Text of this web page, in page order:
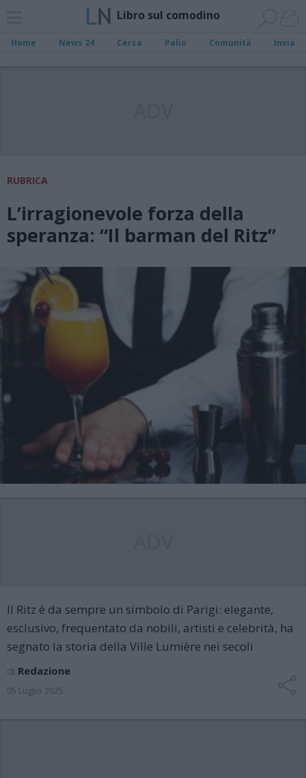
Libro sul comodino
Home News 24 Cerca Palio Comunità Invia
RUBRICA
L’irragionevole forza della
speranza: “Il barman del Ritz”
Il Ritz è da sempre un simbolo di Parigi: elegante,
esclusivo, frequentato da nobili, artisti e celebrità, ha
segnato la storia della Ville Lumière nei secoli
di Redazione
05 Luglio 2025